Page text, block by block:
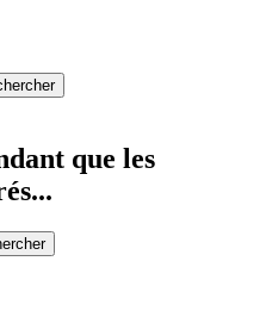
que les